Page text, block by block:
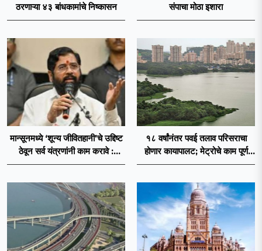
ठरणाऱ्या ४३ बांधकामांचे निष्कासन
संपाचा मोठा इशारा
मान्सूनमध्ये ‘शून्य जीवितहानी’चे उद्दिष्ट
ठेवून सर्व यंत्रणांनी काम करावे :
उपमुख्यमंत्री एकनाथ शिंदे
१८ वर्षांनंतर पवई तलाव परिसराचा
होणार कायापालट; मेट्रोचे काम पूर्ण
होताच पुनर्विकासाला सुरुवात;